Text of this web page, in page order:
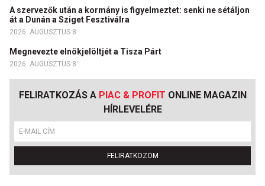
A szervezők után a kormány is figyelmeztet: senki ne sétáljon
át a Dunán a Sziget Fesztiválra
2026. AUGUSZTUS 8.
Megnevezte elnökjelöltjét a Tisza Párt
2026. AUGUSZTUS 8.
FELIRATKOZÁS A PIAC & PROFIT ONLINE MAGAZIN
HÍRLEVELÉRE
FELIRATKOZOM